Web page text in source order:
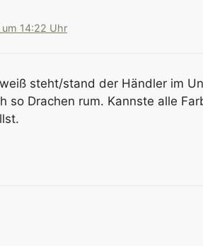
14:22 Uhr
steht/stand der Händler im
so Drachen rum. Kannste alle